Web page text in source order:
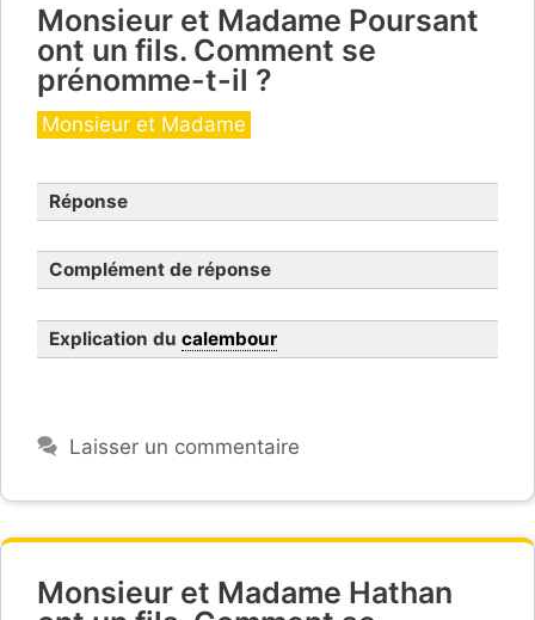
Monsieur et Madame Poursant
ont un fils. Comment se
prénomme-t-il ?
Catégories
Monsieur et Madame
Réponse
Complément de réponse
Explication du calembour
Laisser un commentaire
Monsieur et Madame Hathan